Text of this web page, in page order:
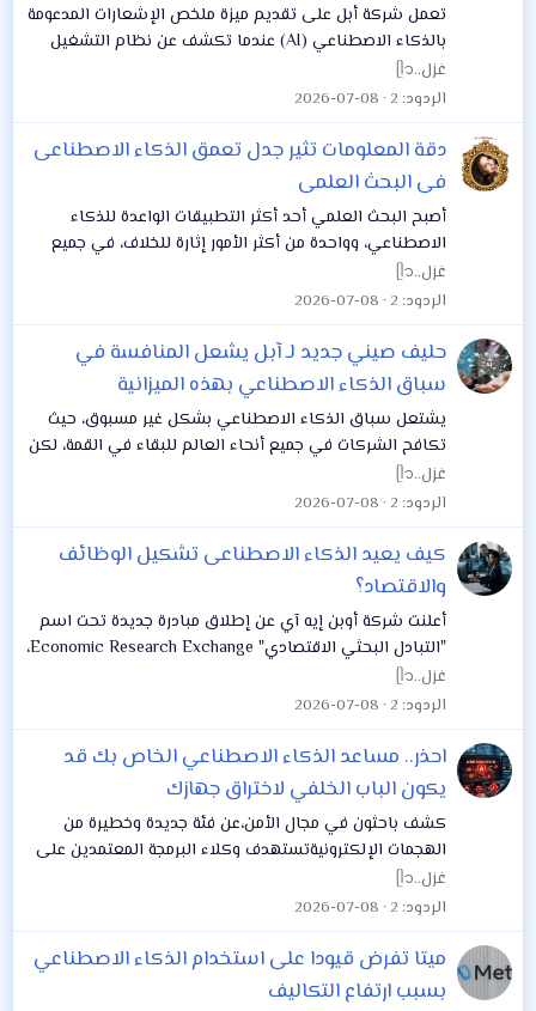
تعمل شركة أبل على تقديم ميزة ملخص الإشعارات المدعومة
بالذكاء الاصطناعي (AI) عندما تكشف عن نظام التشغيل
للتقرير، و من المرجح أن تكشف شركة...
غزل..ᥫ᭡
الردود 2
2026-07-08
دقة المعلومات تثير جدل تعمق الذكاء الاصطناعى
فى البحث العلمى
أصبح البحث العلمي أحد أكثر التطبيقات الواعدة للذكاء
الاصطناعي، وواحدة من أكثر الأمور إثارة للخلاف، في جميع
أنحاء العالم، تعمل شركات التكنولوجيا على توجيه القوة
التحليلية للذكاء الاصطناعي إلى أدوات...
غزل..ᥫ᭡
الردود 2
2026-07-08
حليف صيني جديد لـ آبل يشعل المنافسة في
سباق الذكاء الاصطناعي بهذه الميزانية
يشتعل سباق الذكاء الاصطناعي بشكل غير مسبوق، حيث
تكافح الشركات في جميع أنحاء العالم للبقاء في القمة، لكن
المنافسة باتت أقوى بين شركات التكنولوجيا الكبرى في
الولايات المتحدة ونظيراتها الصينية، على...
غزل..ᥫ᭡
الردود 2
2026-07-08
كيف يعيد الذكاء الاصطناعى تشكيل الوظائف
والاقتصاد؟
أعلنت شركة أوبن إيه آي عن إطلاق مبادرة جديدة تحت اسم
"التبادل البحثي الاقتصادي" Economic Research Exchange،
بهدف دعم الأبحاث المستقلة التي تدرس التأثيرات الاقتصادية
الفعلية للذكاء الاصطناعي على...
غزل..ᥫ᭡
الردود 2
2026-07-08
احذر.. مساعد الذكاء الاصطناعي الخاص بك قد
يكون الباب الخلفي لاختراق جهازك
كشف باحثون في مجال الأمن،عن فئة جديدة وخطيرة من
الهجمات الإلكترونيةتستهدف وكلاء البرمجة المعتمدين على
الذكاء الاصطناعي، حيث أطلقوا عليها اسم اختطاف الوكلاء
وهي تقنية خبيثة تسمح للمهاجمين بخداع...
غزل..ᥫ᭡
الردود 2
2026-07-08
ميتا تفرض قيودا على استخدام الذكاء الاصطناعي
بسبب ارتفاع التكاليف